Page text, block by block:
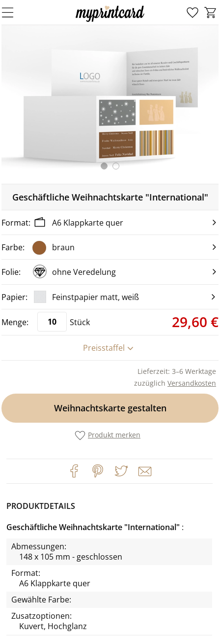
Geschäftliche Weihnachtskarte "International"
A6 Klappkarte quer
braun
ohne Veredelung
Feinstpapier matt, weiß
Stück 29,60 €
Preisstaffel
Lieferzeit: 3–6 Werktage
zuzüglich Versandkosten
Weihnachtskarte gestalten
Produkt merken
PRODUKTDETAILS
Geschäftliche Weihnachtskarte "International"
Abmessungen:
148 x 105 mm - geschlossen
Format:
A6 Klappkarte quer
Gewählte Farbe:
Zusatzoptionen:
Kuvert, Hochglanz